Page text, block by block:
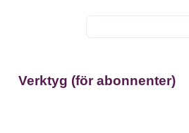
Verktyg (för abonnenter)